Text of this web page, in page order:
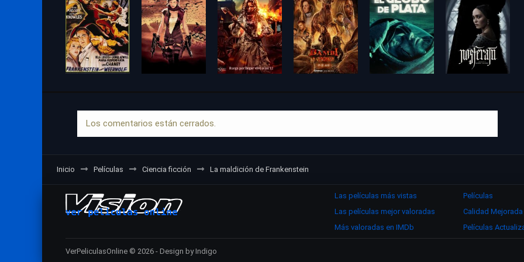
Los comentarios están cerrados.
Inicio Películas Ciencia ficción La maldición de Frankenstein
Las películas más vistas
Las películas mejor valoradas
Más valoradas en IMDb
Películas
Calidad Mejorada
Películas
VerPeliculasOnline © 2026 - Design by Indigo